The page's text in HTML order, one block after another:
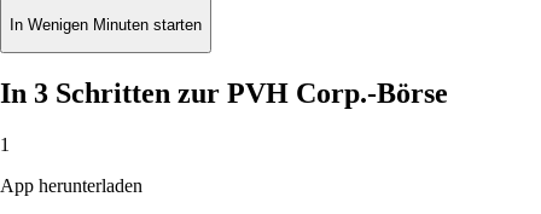
In Wenigen Minuten starten
In 3 Schritten zur PVH Corp.-Börse
1
App herunterladen